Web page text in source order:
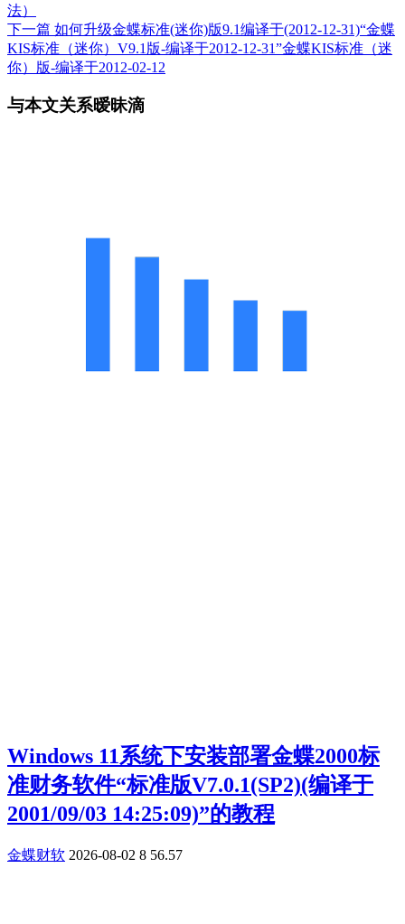
法）
下一篇 如何升级金蝶标准(迷你)版9.1编译于(2012-12-31)“金蝶
KIS标准（迷你）V9.1版-编译于2012-12-31”金蝶KIS标准（迷
你）版-编译于2012-02-12
与本文关系暧昧滴
Windows 11系统下安装部署金蝶2000标
准财务软件“标准版V7.0.1(SP2)(编译于
2001/09/03 14:25:09)”的教程
金蝶财软 2026-08-02 8 56.57